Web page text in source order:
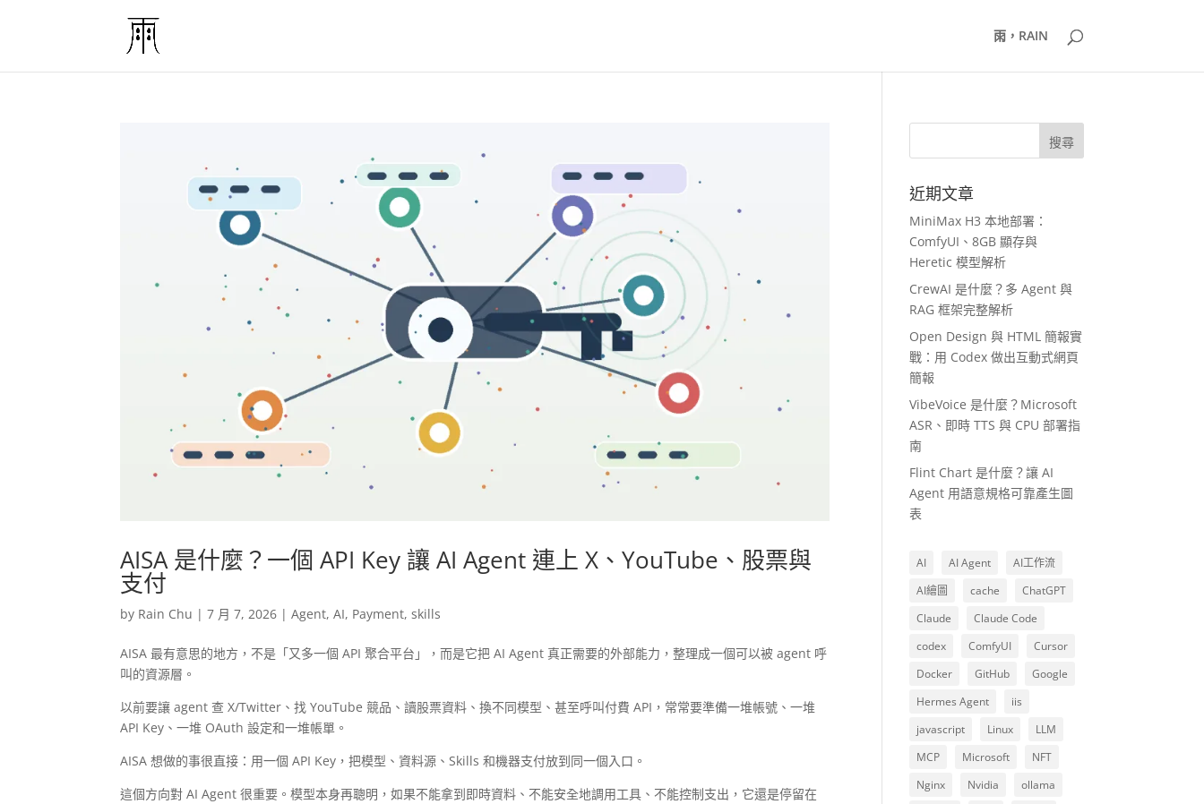
雨，RAIN
AISA 是什麼？一個 API Key 讓 AI Agent 連上 X、YouTube、股票與
支付
by Rain Chu |7 月 7, 2026 |Agent,AI, Payment,skills
AISA 最有意思的地方，不是「又多一個 API 聚合平台」，而是它把 AI Agent 真正需要的外部能力，整理成一個可以被 agent 呼
叫的資源層。
以前要讓 agent 查 X/Twitter、找 YouTube 競品、讀股票資料、換不同模型、甚至呼叫付費 API，常常要準備一堆帳號、一堆
API Key、一堆 OAuth 設定和一堆帳單。
AISA 想做的事很直接：用一個 API Key，把模型、資料源、Skills 和機器支付放到同一個入口。
這個方向對 AI Agent 很重要。模型本身再聰明，如果不能拿到即時資料、不能安全地調用工具、不能控制支出，它還是停留在
近期文章
MiniMax H3 本地部署：
ComfyUI、8GB 顯存與
Heretic 模型解析
CrewAI 是什麼？多 Agent 與
RAG 框架完整解析
Open Design 與 HTML 簡報實
戰：用 Codex 做出互動式網頁
簡報
VibeVoice 是什麼？Microsoft
ASR、即時 TTS 與 CPU 部署指
南
Flint Chart 是什麼？讓 AI
Agent 用語意規格可靠產生圖
表
AI AI Agent
AI工作流
AI繪圖
cache
ChatGPT
Claude
Claude Code
codex
ComfyUI
Cursor
Docker
GitHub
Google
Hermes Agent
iis
javascript
Linux
LLM
MCP
Microsoft
NFT
Nginx
Nvidia
ollama